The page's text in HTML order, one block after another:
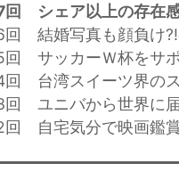
回 シェア以上の存在
回 結婚写真も顔負け
回 サッカーＷ杯をサ
回 台湾スイーツ界の
回 ユニバから世界に
回 自宅気分で映画鑑